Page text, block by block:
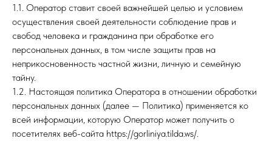
1.1. Оператор ставит своей важнейшей целью и условием
осуществления своей деятельности соблюдение прав и
свобод человека и гражданина при обработке его
персональных данных, в том числе защиты прав на
неприкосновенность частной жизни, личную и семейную
тайну.
1.2. Настоящая политика Оператора в отношении обработки
персональных данных (далее — Политика) применяется ко
всей информации, которую Оператор может получить о
посетителях веб-сайта https://gorliniya.tilda.ws/.